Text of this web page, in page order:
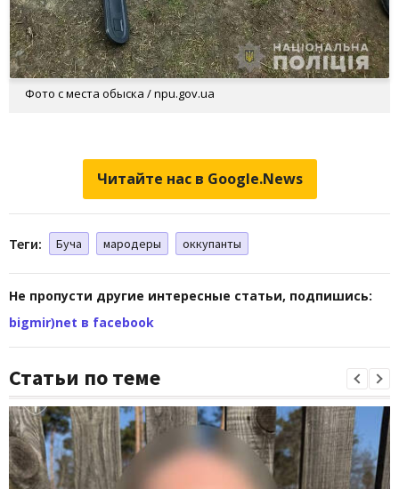
Фото с места обыска / npu.gov.ua
Читайте нас в Google.News
Теги: Буча мародеры оккупанты
Не пропусти другие интересные статьи, подпишись:
bigmir)net в facebook
Статьи по теме